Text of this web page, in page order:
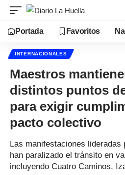
Portada Favoritos
INTERNACIONALES
Maestros
distintos puntos
para exigir
pacto colectivo
Las manifestaciones lideradas
han paralizado el tránsito en
incluyendo Cuatro Caminos,